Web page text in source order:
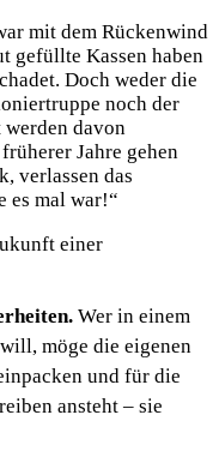
mit dem Rückenwind
gefüllte Kassen haben
Doch weder die
noch der
davon
Jahre gehen
verlassen das
es mal war!“
einer
Wer in einem
möge die eigenen
und für die
ansteht – sie